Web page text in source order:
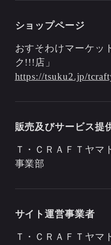
ショップページ
おすそわけマーケッ
ク!!!店」
https://tsuku2.jp/
販売及びサービス提
Ｔ・ＣＲＡＦＴヤ
事業部
サイト運営事業者
Ｔ・ＣＲＡＦＴヤ